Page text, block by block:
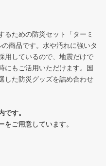
るための防災セット「ターミ
商品です。水や汚れに強いタ
用しているので、地震だけで
にもご活用いただけます。国
した防災グッズを詰め合わせ
す。
ご用意しています。